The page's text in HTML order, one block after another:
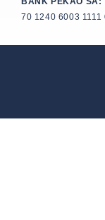
70 1240 6003